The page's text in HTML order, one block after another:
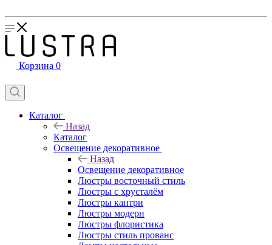
Корзина 0
Каталог
Назад
Каталог
Освещение декоративное
Назад
Освещение декоративное
Люстры восточный стиль
Люстры с хрусталём
Люстры кантри
Люстры модерн
Люстры флористика
Люстры стиль прованс